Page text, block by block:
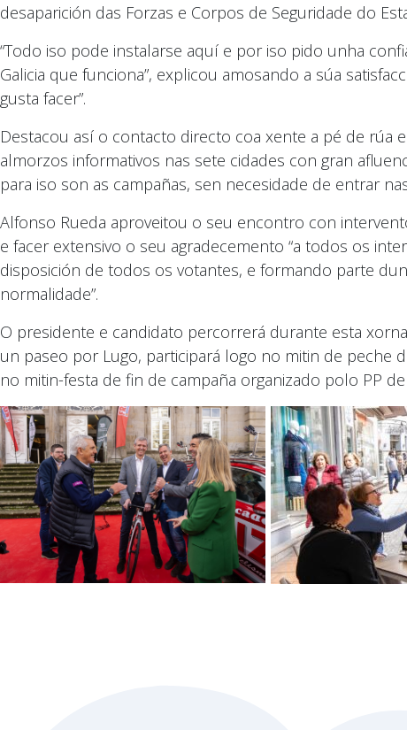
desaparición das Forzas e Corpos de Seguridade do
“Todo iso pode instalarse aquí e por iso pido unha
Galicia que funciona”, explicou amosando a súa
gusta facer”.
Destacou así o contacto directo coa xente a pé de rúa
almorzos informativos nas sete cidades con gran
para iso son as campañas, sen necesidade de entrar
Alfonso Rueda aproveitou o seu encontro con
e facer extensivo o seu agradecemento “a todos os
disposición de todos os votantes, e formando parte
normalidade”.
O presidente e candidato percorrerá durante esta
un paseo por Lugo, participará logo no mitin de peche
no mitin-festa de fin de campaña organizado polo PP